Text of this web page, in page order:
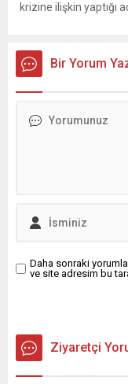
krizine ilişkin yaptığı
olun. Türkiye’yi...
Bir Yorum
Daha sonraki
ve site adresim bu
Ziyaretçi